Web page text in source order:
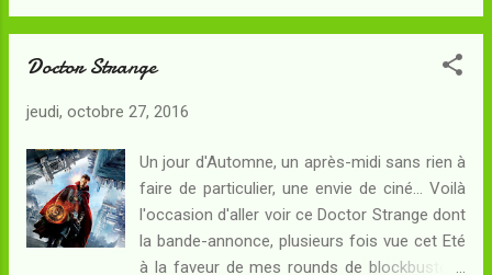
d'être grandiose. Qu'en a-t-il été ? Résumé :
fuite - et leur vaisseau spatial est attaqué
s'emparer d'une seconde pierre d'infinité, le
tesseract qui lui fera faire un pas de plus
vers son objectif : devenir l'être le plus
puissant de l'Univers. Pourtant, il reste pire à
craindre : deux des pierres d'infinité se
Doctor Strange
jeudi, octobre 27, 2016
Un jour d'Automne, un après-midi sans rien à
faire de particulier, une envie de ciné... Voilà
l'occasion d'aller voir ce Doctor Strange dont
la bande-annonce, plusieurs fois vue cet Eté
à la faveur de mes rounds de blockbusters,